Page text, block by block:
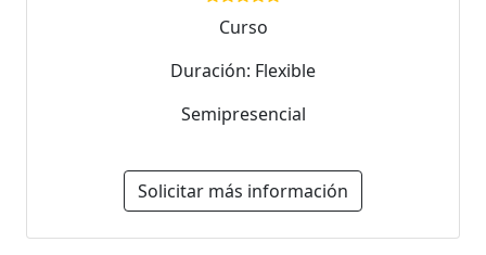
Curso
Duración: Flexible
Semipresencial
Solicitar más información